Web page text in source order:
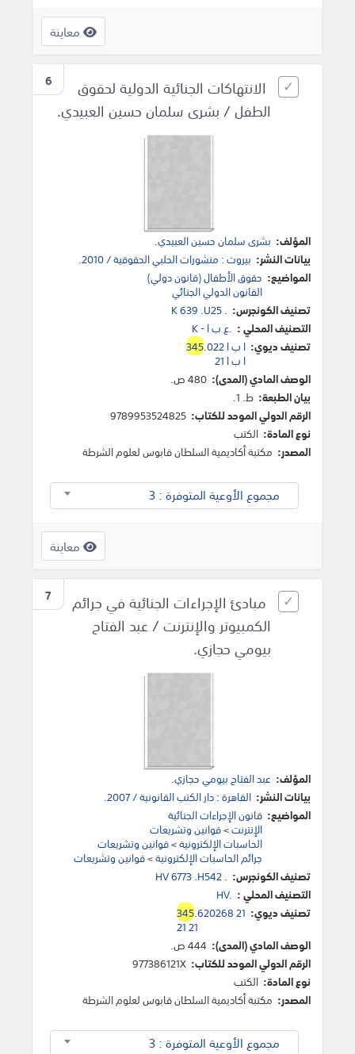
معاينة
6
الانتهاكات الجنائية الدولية لحقوق
الطفل / بشرى سلمان حسين العبيدي.
المؤلف: بشرى سلمان حسين العبيدي.
بيانات النشر: بيروت : منشورات الحلبي الحقوقية / 2010.
المواضيع: حقوق الأطفال (قانون دولي)
القانون الدولي الجنائي
تصنيف الكونجرس: K 639 .U25 .
التصنيف المحلي : K - ع ب ا.
تصنيف ديوي:
345 .022 ا ب ا
21 ا ب ا
الوصف المادي (المدى): 480 ص.
بيان الطبعة: ط. 1.
الرقم الدولي الموحد للكتاب: 9789953524825
نوع المادة: الكتب
المصدر: مكتبة أكاديمية السلطان قابوس لعلوم الشرطة
مجموع الأوعية المتوفرة : 3
معاينة
7
مبادئ الإجراءات الجنائية في جرائم
الكمبيوتر والإنترنت / عبد الفتاح
بيومي حجازي.
المؤلف: عبد الفتاح بيومي حجازي.
بيانات النشر: القاهرة : دار الكتب القانونية / 2007.
المواضيع: قانون الإجراءات الجنائية
الإنترنت>قوانين وتشريعات
الحاسبات الإلكترونية>قوانين وتشريعات
جرائم الحاسبات الإلكترونية>قوانين وتشريعات
تصنيف الكونجرس: HV 6773 .H542 .
التصنيف المحلي : HV.
تصنيف ديوي:
345.620268 21
21 21
الوصف المادي (المدى): 444 ص.
الرقم الدولي الموحد للكتاب: 977386121X
نوع المادة: الكتب
المصدر: مكتبة أكاديمية السلطان قابوس لعلوم الشرطة
مجموع الأوعية المتوفرة : 3